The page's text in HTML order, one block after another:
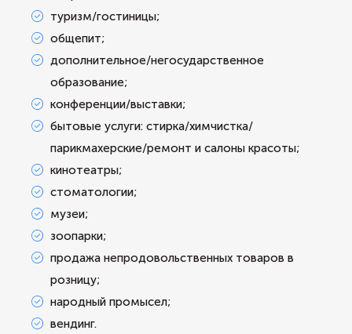
туризм/гостиницы;
общепит;
дополнительное/негосударственное
образование;
конференции/выставки;
бытовые услуги: стирка/химчистка/
парикмахерские/ремонт и салоны красоты;
кинотеатры;
стоматологии;
музеи;
зоопарки;
продажа непродовольственных товаров в
розницу;
народный промысел;
вендинг.